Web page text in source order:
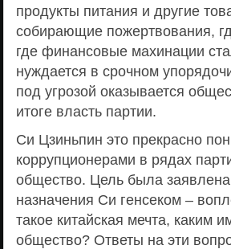
продукты питания и другие
собирающие пожертвования,
где финансовые махинации
нуждается в срочном
под угрозой оказывается
итоге власть партии.
Си Цзиньпин это прекрасно
коррупционерами в рядах
общество. Цель была
назначения Си генсеком –
такое китайская мечта, каким
общество? Ответы на эти